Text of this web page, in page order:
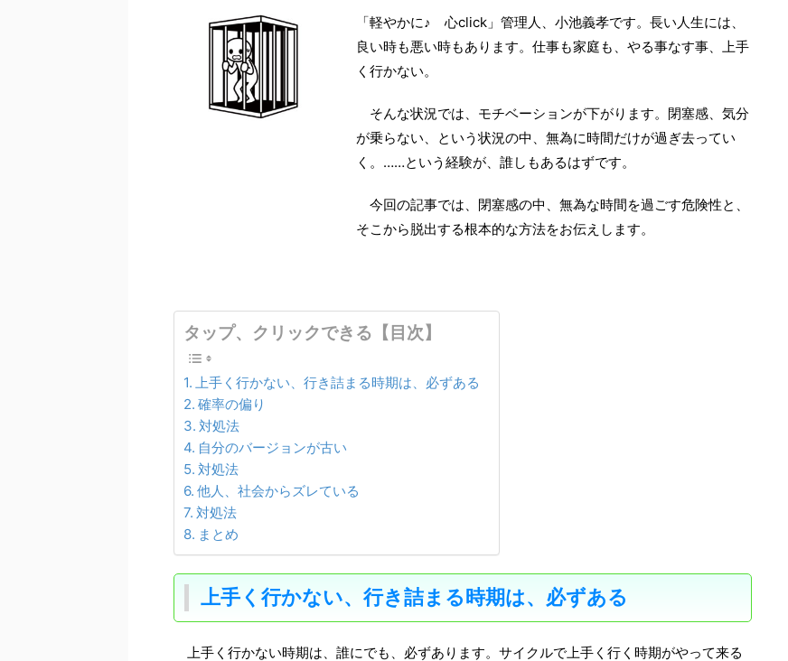
「軽やかに♪ 心click」管理人、小池義孝です。長い人生には、
良い時も悪い時もあります。仕事も家庭も、やる事なす事、上手
く行かない。
そんな状況では、モチベーションが下がります。閉塞感、気分
が乗らない、という状況の中、無為に時間だけが過ぎ去ってい
く。……という経験が、誰しもあるはずです。
今回の記事では、閉塞感の中、無為な時間を過ごす危険性と、
そこから脱出する根本的な方法をお伝えします。
タップ、クリックできる【目次】
上手く行かない、行き詰まる時期は、必ずある
確率の偏り
対処法
自分のバージョンが古い
対処法
他人、社会からズレている
対処法
まとめ
上手く行かない、行き詰まる時期は、必ずある
上手く行かない時期は、誰にでも、必ずあります。サイクルで上手く行く時期がやって来る